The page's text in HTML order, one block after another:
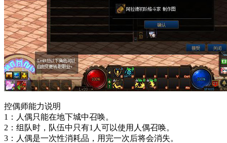
控偶师能力说明
1：人偶只能在地下城中召唤。
2：组队时，队伍中只有1人可以使用人偶召唤。
3：人偶是一次性消耗品，用完一次后将会消失。